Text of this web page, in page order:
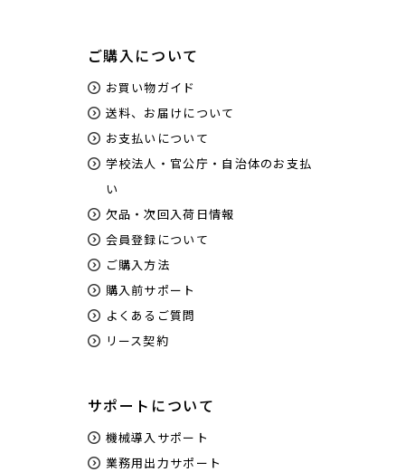
ご購入について
お買い物ガイド
送料、お届けについて
お支払いについて
学校法人・官公庁・自治体のお支払
い
欠品・次回入荷日情報
会員登録について
ご購入方法
購入前サポート
よくあるご質問
リース契約
サポートについて
機械導入サポート
業務用出力サポート